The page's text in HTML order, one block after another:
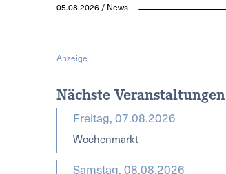
05.08.2026 / News
Anzeige
Nächste Veranstaltungen
Freitag, 07.08.2026
Wochenmarkt
Samstag, 08.08.2026